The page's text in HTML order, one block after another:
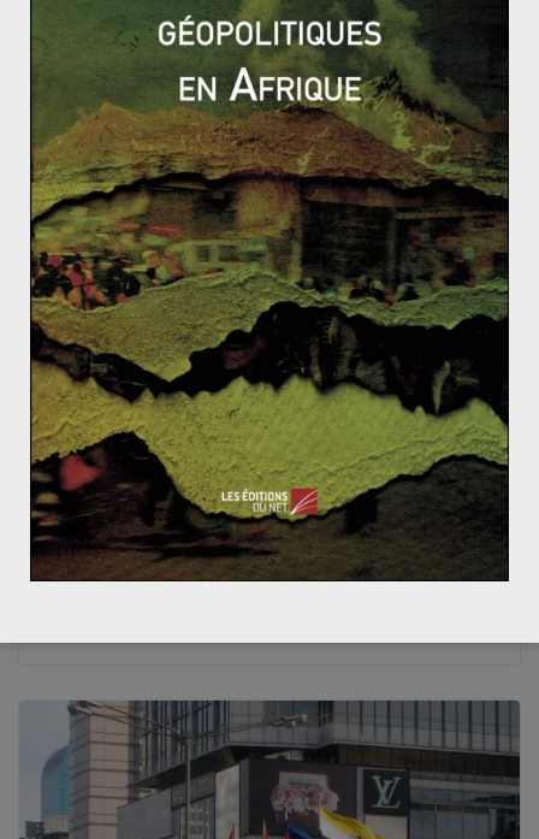
son père, risque de renforcer la contestation si une
issue n’est pas trouvée d’ici là.
Intervention française en Centrafrique : le spectre
d’un « nouveau Rwanda ».
Qu’est-ce que l’inflation ?
La crise en Ukraine et ses conséquences
sur l’Asie Centrale
17 mars 2014 0
Rétrospective 2013: Xi Jinping: La Chine
a-t-elle changé en 2013 ?